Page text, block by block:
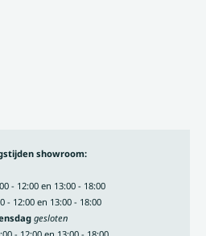
showroom:
- 12:00 en 13:00 - 18:00
- 12:00 en 13:00 - 18:00
gesloten